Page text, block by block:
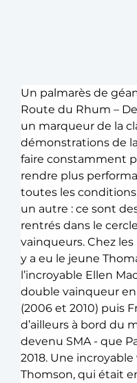
Un palmarès de
Route du Rhum –
un marqueur de la
démonstrations de
faire constamment
rendre plus
toutes les
un autre : ce sont
rentrés dans le
vainqueurs. Chez
y a eu le jeune
l’incroyable Ellen
double vainqueur en
(2006 et 2010) puis
d’ailleurs à bord du
devenu SMA - que
2018. Une incroyable
Thomson, qui était